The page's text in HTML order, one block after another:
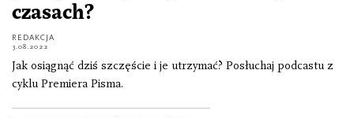
czasach?
REDAKCJA
3.08.2022
Jak osiągnąć dziś szczęście i je utrzymać? Posłuchaj podcastu z
cyklu Premiera Pisma.